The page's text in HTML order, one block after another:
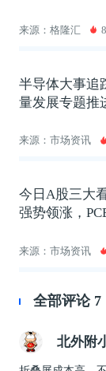
来源：格隆汇
半导体大事追
量发展专题推
来源：市场资讯
今日A股三大
强势领涨，
来源：市场资讯
全部评论 7
北外附